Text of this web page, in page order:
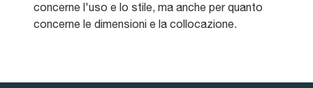
concerne l'uso e lo stile, ma anche per quanto
concerne le dimensioni e la collocazione.